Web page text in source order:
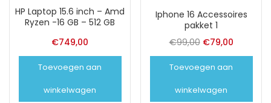
HP Laptop 15.6 inch – Amd
Ryzen -16 GB – 512 GB
€749,00
Toevoegen aan
winkelwagen
Iphone 16 Accessoires
pakket 1
€99,00 Oorspronkelijke
prijs
was:
€99,00.
€79,00Huidige
prijs
Toevoegen aan
winkelwagen